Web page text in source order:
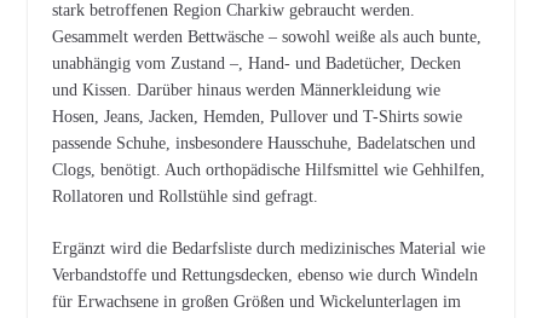
stark betroffenen Region Charkiw gebraucht werden.
Gesammelt werden Bettwäsche – sowohl weiße als auch bunte,
unabhängig vom Zustand –, Hand- und Badetücher, Decken
und Kissen. Darüber hinaus werden Männerkleidung wie
Hosen, Jeans, Jacken, Hemden, Pullover und T-Shirts sowie
passende Schuhe, insbesondere Hausschuhe, Badelatschen und
Clogs, benötigt. Auch orthopädische Hilfsmittel wie Gehhilfen,
Rollatoren und Rollstühle sind gefragt.
Ergänzt wird die Bedarfsliste durch medizinisches Material wie
Verbandstoffe und Rettungsdecken, ebenso wie durch Windeln
für Erwachsene in großen Größen und Wickelunterlagen im